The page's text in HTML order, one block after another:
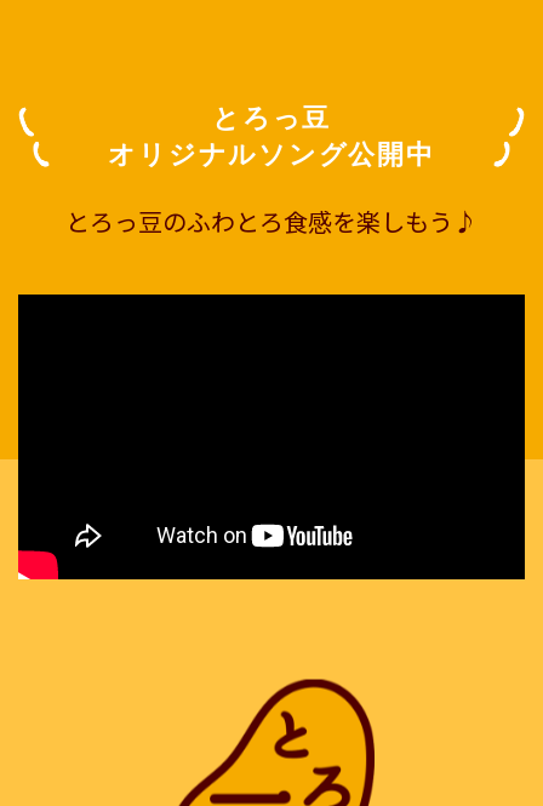
とろっ豆
オリジナルソング公開中
とろっ豆のふわとろ食感を楽しもう♪